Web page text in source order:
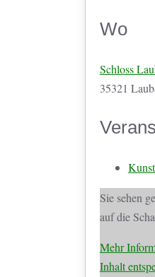
Wo
Schloss
35321
Sie sehen
auf die
Mehr
Inhalt